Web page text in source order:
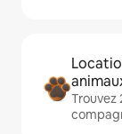
Trouvez